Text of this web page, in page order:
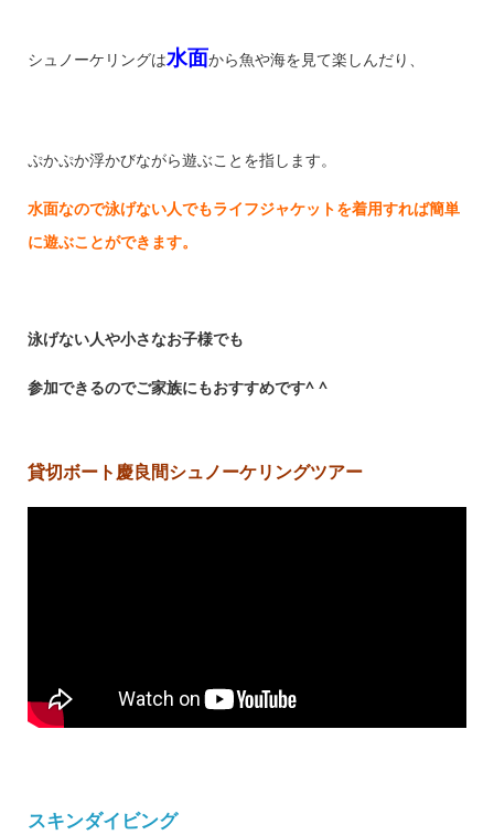
シュノーケリングは水面から魚や海を見て楽しんだり、
ぷかぷか浮かびながら遊ぶことを指します。
水面なので泳げない人でもライフジャケットを着用すれば簡単
に遊ぶことができます。
泳げない人や小さなお子様でも
参加できるのでご家族にもおすすめです^ ^
貸切ボート慶良間シュノーケリングツアー
スキンダイビング